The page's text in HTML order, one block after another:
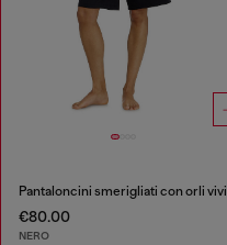
Pantaloncini smerigliati con orli vivi
€80.00
NERO